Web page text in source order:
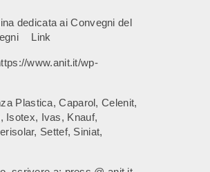
dedicata ai Convegni del
Link
www.anit.it/wp-
Plastica, Caparol, Celenit,
Isotex, Ivas, Knauf,
Settef, Siniat,